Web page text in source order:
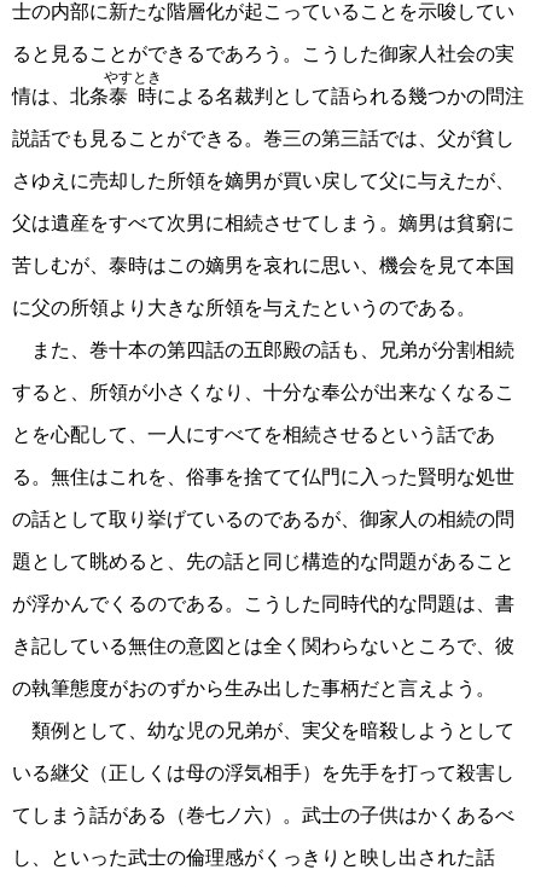
士の内部に新たな階層化が起こっていることを示唆してい
ると見ることができるであろう。こうした御家人社会の実
情は、北条泰時
やすとき
による名裁判として語られる幾つかの問注
説話でも見ることができる。巻三の第三話では、父が貧し
さゆえに売却した所領を嫡男が買い戻して父に与えたが、
父は遺産をすべて次男に相続させてしまう。嫡男は貧窮に
苦しむが、泰時はこの嫡男を哀れに思い、機会を見て本国
に父の所領より大きな所領を与えたというのである。
また、巻十本の第四話の五郎殿の話も、兄弟が分割相続
すると、所領が小さくなり、十分な奉公が出来なくなるこ
とを心配して、一人にすべてを相続させるという話であ
る。無住はこれを、俗事を捨てて仏門に入った賢明な処世
の話として取り挙げているのであるが、御家人の相続の問
題として眺めると、先の話と同じ構造的な問題があること
が浮かんでくるのである。こうした同時代的な問題は、書
き記している無住の意図とは全く関わらないところで、彼
の執筆態度がおのずから生み出した事柄だと言えよう。
類例として、幼な児の兄弟が、実父を暗殺しようとして
いる継父（正しくは母の浮気相手）を先手を打って殺害し
てしまう話がある（巻七ノ六）。武士の子供はかくあるべ
し、といった武士の倫理感がくっきりと映し出された話